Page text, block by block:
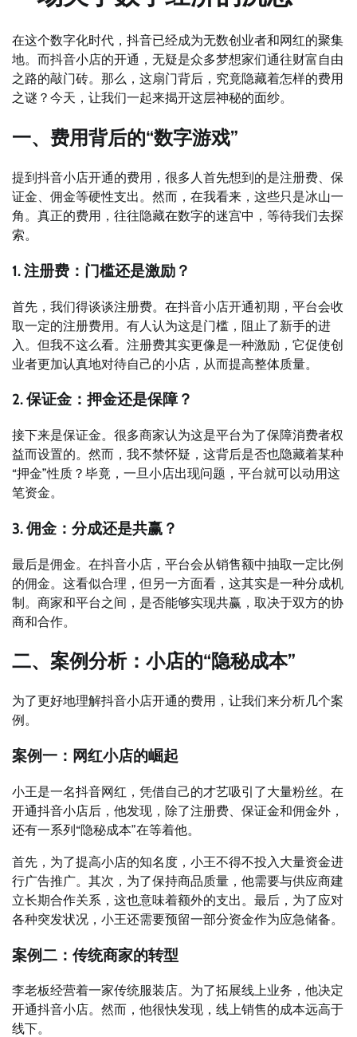
在这个数字化时代，抖音已经成为无数创业者和网红的聚集
地。而抖音小店的开通，无疑是众多梦想家们通往财富自由
之路的敲门砖。那么，这扇门背后，究竟隐藏着怎样的费用
之谜？今天，让我们一起来揭开这层神秘的面纱。
一、费用背后的“数字游戏”
提到抖音小店开通的费用，很多人首先想到的是注册费、保
证金、佣金等硬性支出。然而，在我看来，这些只是冰山一
角。真正的费用，往往隐藏在数字的迷宫中，等待我们去探
索。
1. 注册费：门槛还是激励？
首先，我们得谈谈注册费。在抖音小店开通初期，平台会收
取一定的注册费用。有人认为这是门槛，阻止了新手的进
入。但我不这么看。注册费其实更像是一种激励，它促使创
业者更加认真地对待自己的小店，从而提高整体质量。
2. 保证金：押金还是保障？
接下来是保证金。很多商家认为这是平台为了保障消费者权
益而设置的。然而，我不禁怀疑，这背后是否也隐藏着某种
“押金”性质？毕竟，一旦小店出现问题，平台就可以动用这
笔资金。
3. 佣金：分成还是共赢？
最后是佣金。在抖音小店，平台会从销售额中抽取一定比例
的佣金。这看似合理，但另一方面看，这其实是一种分成机
制。商家和平台之间，是否能够实现共赢，取决于双方的协
商和合作。
二、案例分析：小店的“隐秘成本”
为了更好地理解抖音小店开通的费用，让我们来分析几个案
例。
案例一：网红小店的崛起
小王是一名抖音网红，凭借自己的才艺吸引了大量粉丝。在
开通抖音小店后，他发现，除了注册费、保证金和佣金外，
还有一系列“隐秘成本”在等着他。
首先，为了提高小店的知名度，小王不得不投入大量资金进
行广告推广。其次，为了保持商品质量，他需要与供应商建
立长期合作关系，这也意味着额外的支出。最后，为了应对
各种突发状况，小王还需要预留一部分资金作为应急储备。
案例二：传统商家的转型
李老板经营着一家传统服装店。为了拓展线上业务，他决定
开通抖音小店。然而，他很快发现，线上销售的成本远高于
线下。